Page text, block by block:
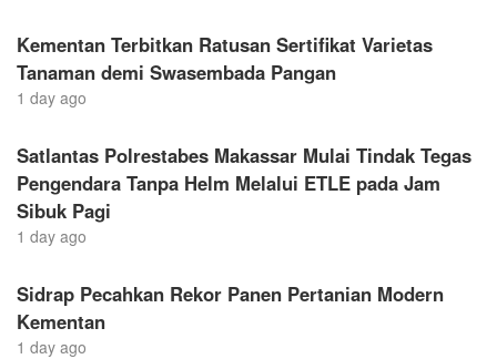
Kementan Terbitkan Ratusan Sertifikat Varietas
Tanaman demi Swasembada Pangan
1 day ago
Satlantas Polrestabes Makassar Mulai Tindak Tegas
Pengendara Tanpa Helm Melalui ETLE pada Jam
Sibuk Pagi
1 day ago
Sidrap Pecahkan Rekor Panen Pertanian Modern
Kementan
1 day ago